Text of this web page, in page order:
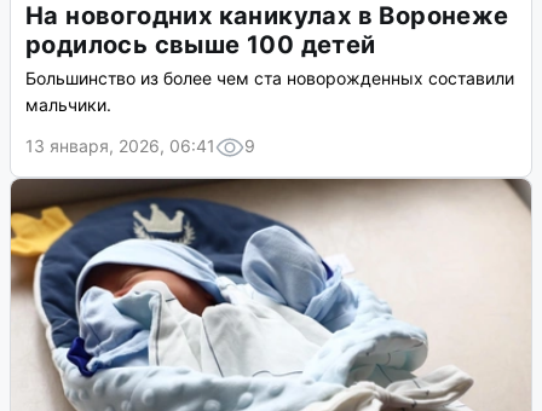
На новогодних каникулах в Воронеже
родилось свыше 100 детей
Большинство из более чем ста новорожденных составили
мальчики.
13 января, 2026, 06:41
9